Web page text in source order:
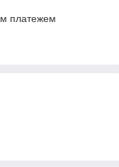
платежем